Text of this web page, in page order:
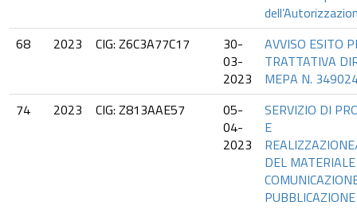
68
2023 CIG: Z6C3A77C17
30-
03-
2023
AVVISO ESITO
TRATTATIVA
MEPA N.
74
2023 CIG: Z813AAE57
05-
04-
2023
SERVIZIO DI
E
DEL